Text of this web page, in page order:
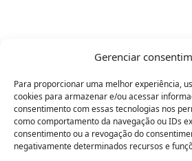
Gerenciar
Para proporcionar uma melhor experiência,
cookies para armazenar e/ou acessar
consentimento com essas tecnologias nos
como comportamento da navegação ou IDs
consentimento ou a revogação do
negativamente determinados recursos e